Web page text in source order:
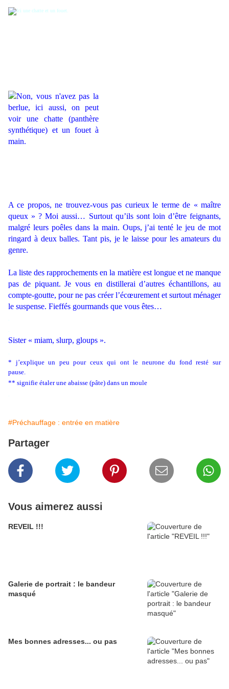
A ce propos, ne trouvez-vous pas curieux le terme de « maître
queux » ? Moi aussi… Surtout qu’ils sont loin d’être feignants,
malgré leurs poêles dans la main. Oups, j’ai tenté le jeu de mot
ringard à deux balles. Tant pis, je le laisse pour les amateurs du
genre.
La liste des rapprochements en la matière est longue et ne manque
pas de piquant. Je vous en distillerai d’autres échantillons, au
compte-goutte, pour ne pas créer l’écœurement et surtout ménager
le suspense. Fieffés gourmands que vous êtes…
Sister « miam, slurp, gloups ».
* j’explique un peu pour ceux qui ont le neurone du fond resté sur
pause.
** signifie étaler une abaisse (pâte) dans un moule
#Préchauffage : entrée en matière
Partager
Vous aimerez aussi
REVEIL !!!
Galerie de portrait : le bandeur
masqué
Mes bonnes adresses... ou pas